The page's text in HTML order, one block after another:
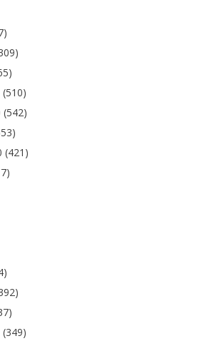
(510)
(542)
(421)
(349)